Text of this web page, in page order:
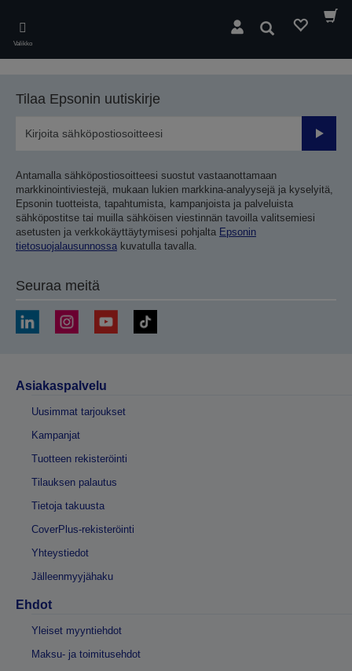
main
content
Valikko
Hae
Tilaa Epsonin uutiskirje
Lähetä
Antamalla sähköpostiosoitteesi suostut vastaanottamaan
markkinointiviestejä, mukaan lukien markkina-analyysejä ja kyselyitä,
Epsonin tuotteista, tapahtumista, kampanjoista ja palveluista
sähköpostitse tai muilla sähköisen viestinnän tavoilla valitsemiesi
asetusten ja verkkokäyttäytymisesi pohjalta Epsonin
tietosuojalausunnossa kuvatulla tavalla.
Seuraa meitä
Asiakaspalvelu
Uusimmat tarjoukset
Kampanjat
Tuotteen rekisteröinti
Tilauksen palautus
Tietoja takuusta
CoverPlus-rekisteröinti
Yhteystiedot
Jälleenmyyjähaku
Ehdot
Yleiset myyntiehdot
Maksu- ja toimitusehdot